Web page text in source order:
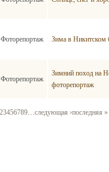
Фоторепортаж Зима в Никитском
Фоторепортаж
Зимний поход на
фоторепортаж
23456789…следующая ›последняя »